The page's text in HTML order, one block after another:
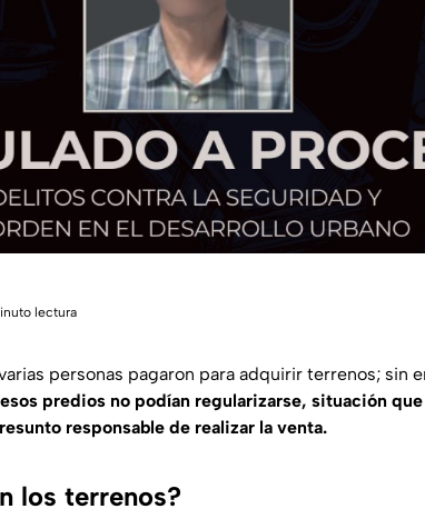
lectura
personas pagaron para adquirir terrenos; sin
predios no podían regularizarse, situación
responsable de realizar la venta.
los terrenos?